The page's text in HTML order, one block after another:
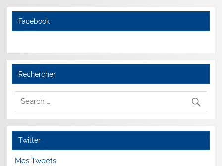
Facebook
Rechercher
Twitter
Mes Tweets